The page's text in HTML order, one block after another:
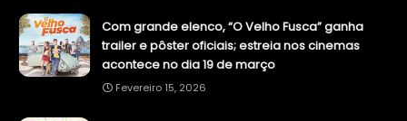
Com grande elenco, “O Velho Fusca” ganha
trailer e pôster oficiais; estreia nos cinemas
acontece no dia 19 de março
Fevereiro 15, 2026